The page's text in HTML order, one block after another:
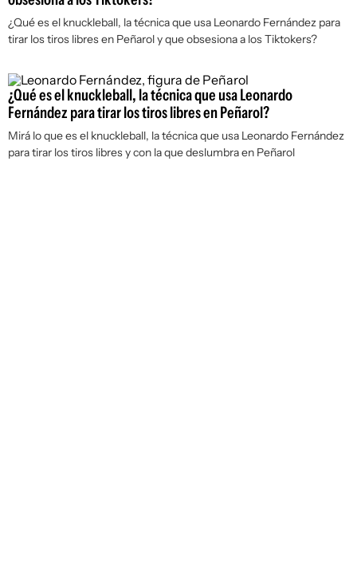
¿Qué es el knuckleball, la técnica que usa Leonardo Fernández para
tirar los tiros libres en Peñarol y que obsesiona a los Tiktokers?
¿Qué es el knuckleball, la técnica que usa Leonardo
Fernández para tirar los tiros libres en Peñarol?
Mirá lo que es el knuckleball, la técnica que usa Leonardo Fernández
para tirar los tiros libres y con la que deslumbra en Peñarol